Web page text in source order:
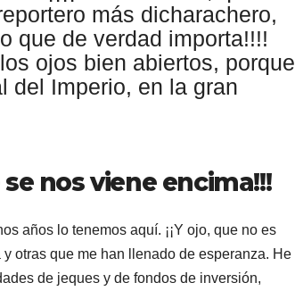
más dicharachero,
que de verdad importa!!!!
los ojos bien abiertos, porque
del Imperio, en la gran
nos viene encima!!!
años lo tenemos aquí. ¡¡Y ojo, que no es
otras que me han llenado de esperanza. He
de jeques y de fondos de inversión,